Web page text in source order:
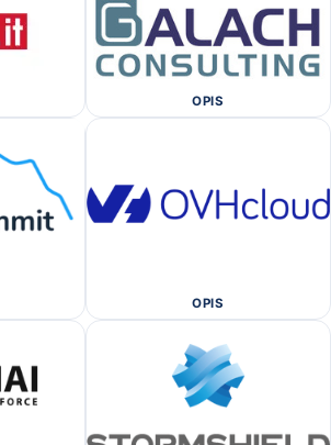
OPIS
OPIS